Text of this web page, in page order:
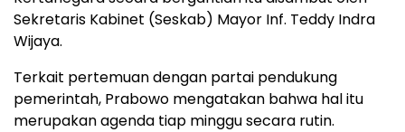
Sekretaris Kabinet (Seskab) Mayor Inf. Teddy Indra
Wijaya.
Terkait pertemuan dengan partai pendukung
pemerintah, Prabowo mengatakan bahwa hal itu
merupakan agenda tiap minggu secara rutin.